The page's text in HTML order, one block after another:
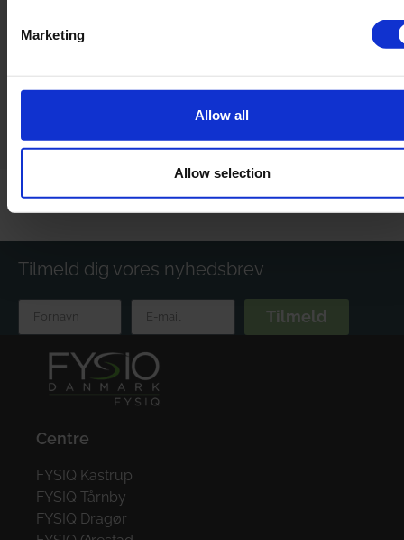
Marketing
Allow all
Allow selection
Tilmeld dig vores nyhedsbrev
Tilmeld
Centre
FYSIQ Kastrup
FYSIQ Tårnby
FYSIQ Dragør